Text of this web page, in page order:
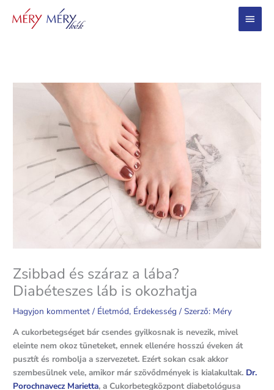
Main
Menu
Zsibbad és száraz a lába?
Diabéteszes láb is okozhatja
Hagyjon kommentet / Életmód, Érdekesség / Szerző: Méry
A cukorbetegséget bár csendes gyilkosnak is nevezik, mivel
eleinte nem okoz tüneteket, ennek ellenére hosszú éveken át
pusztít és rombolja a szervezetet. Ezért sokan csak akkor
szembesülnek vele, amikor már szövődmények is kialakultak. Dr.
Porochnavecz Marietta, a Cukorbetegközpont diabetológusa